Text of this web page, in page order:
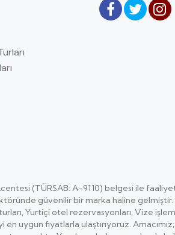
(TÜRSAB: A-9110) belgesi ile
güvenilir bir marka haline gelmiştir.
Yurtiçi otel rezervasyonları, Vize
fiyatlarla ulaştırıyoruz.